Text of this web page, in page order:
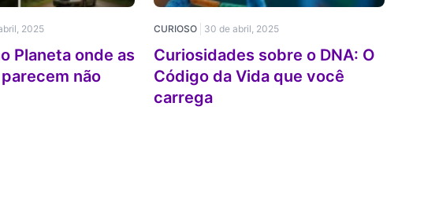
2025
Planeta onde as
não
CURIOSO 30 de abril, 2025
Curiosidades sobre o DNA: O
Código da Vida que você
carrega